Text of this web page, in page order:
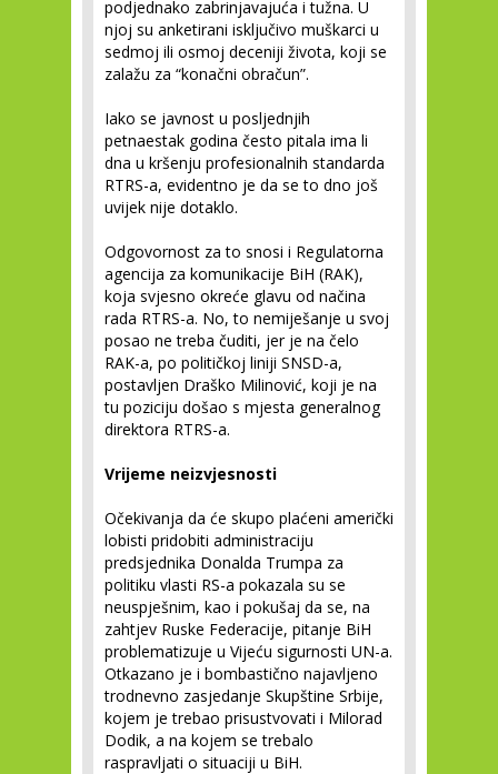
podjednako zabrinjavajuća i tužna. U
njoj su anketirani isključivo muškarci u
sedmoj ili osmoj deceniji života, koji se
zalažu za “konačni obračun”.
Iako se javnost u posljednjih
petnaestak godina često pitala ima li
dna u kršenju profesionalnih standarda
RTRS-a, evidentno je da se to dno još
uvijek nije dotaklo.
Odgovornost za to snosi i Regulatorna
agencija za komunikacije BiH (RAK),
koja svjesno okreće glavu od načina
rada RTRS-a. No, to nemiješanje u svoj
posao ne treba čuditi, jer je na čelo
RAK-a, po političkoj liniji SNSD-a,
postavljen Draško Milinović, koji je na
tu poziciju došao s mjesta generalnog
direktora RTRS-a.
Vrijeme neizvjesnosti
Očekivanja da će skupo plaćeni američki
lobisti pridobiti administraciju
predsjednika Donalda Trumpa za
politiku vlasti RS-a pokazala su se
neuspješnim, kao i pokušaj da se, na
zahtjev Ruske Federacije, pitanje BiH
problematizuje u Vijeću sigurnosti UN-a.
Otkazano je i bombastično najavljeno
trodnevno zasjedanje Skupštine Srbije,
kojem je trebao prisustvovati i Milorad
Dodik, a na kojem se trebalo
raspravljati o situaciji u BiH.